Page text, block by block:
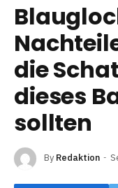
die
dieses
sollten
By Redaktion